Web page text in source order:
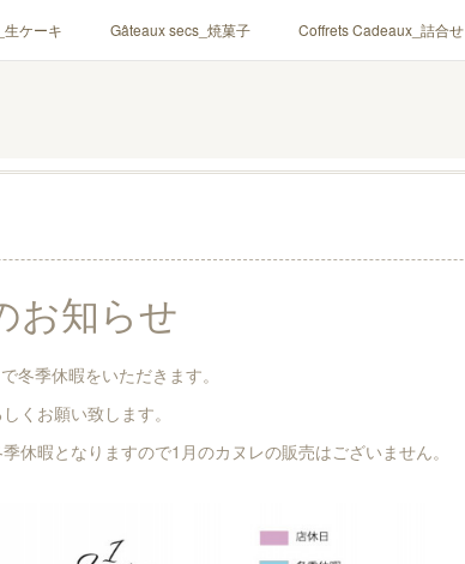
ケーキ Gâteaux secs_焼菓子 Coffrets Cadeaux_詰合せ
知らせ
冬季休暇をいただきます。
くお願い致します。
休暇となりますので1月のカヌレの販売はございません。